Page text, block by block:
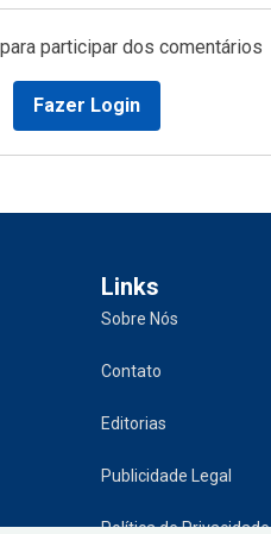
participar dos comentários
Fazer Login
Links
Sobre Nós
Contato
Editorias
Publicidade Legal
Política de Privacidade